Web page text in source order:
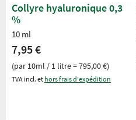
Collyre hyaluronique 0,3
%
10 ml
7,95 €
(par 10ml / 1 litre = 795,00 €)
TVA incl. et hors frais d'expédition